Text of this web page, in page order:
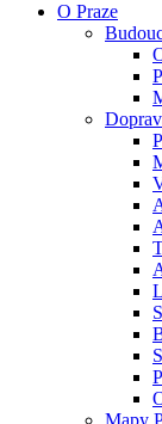
O Praze
Mapy